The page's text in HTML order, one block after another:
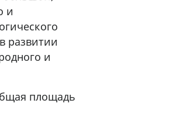
и
развитии
и
площадь